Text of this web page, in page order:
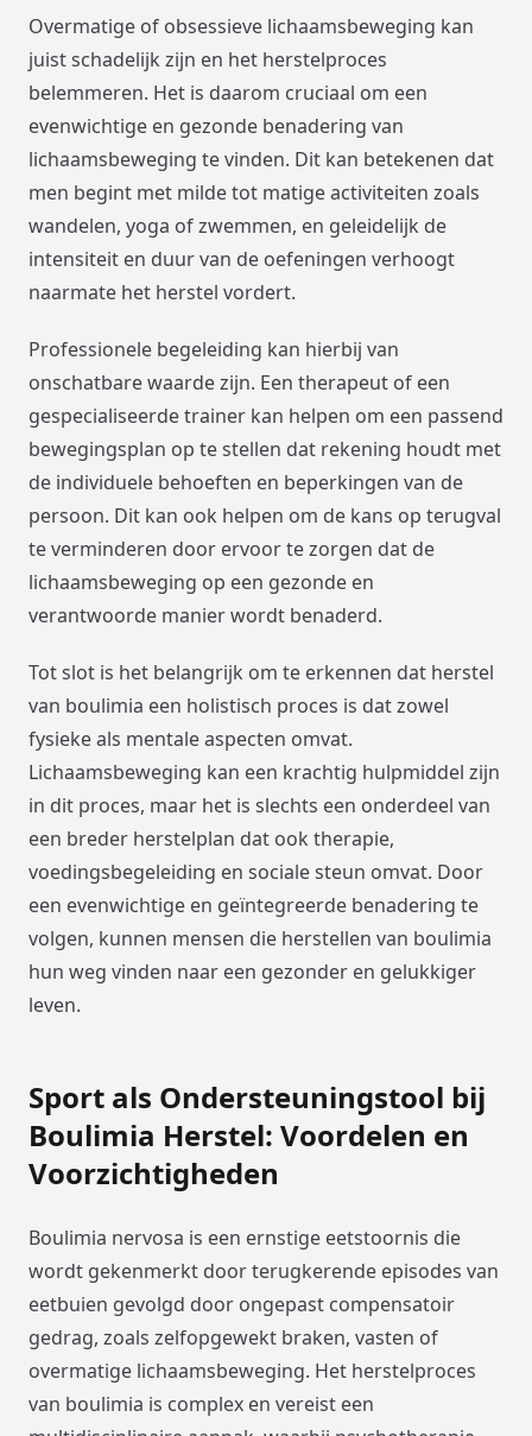
Overmatige of obsessieve lichaamsbeweging kan
juist schadelijk zijn en het herstelproces
belemmeren. Het is daarom cruciaal om een
evenwichtige en gezonde benadering van
lichaamsbeweging te vinden. Dit kan betekenen dat
men begint met milde tot matige activiteiten zoals
wandelen, yoga of zwemmen, en geleidelijk de
intensiteit en duur van de oefeningen verhoogt
naarmate het herstel vordert.
Professionele begeleiding kan hierbij van
onschatbare waarde zijn. Een therapeut of een
gespecialiseerde trainer kan helpen om een passend
bewegingsplan op te stellen dat rekening houdt met
de individuele behoeften en beperkingen van de
persoon. Dit kan ook helpen om de kans op terugval
te verminderen door ervoor te zorgen dat de
lichaamsbeweging op een gezonde en
verantwoorde manier wordt benaderd.
Tot slot is het belangrijk om te erkennen dat herstel
van boulimia een holistisch proces is dat zowel
fysieke als mentale aspecten omvat.
Lichaamsbeweging kan een krachtig hulpmiddel zijn
in dit proces, maar het is slechts een onderdeel van
een breder herstelplan dat ook therapie,
voedingsbegeleiding en sociale steun omvat. Door
een evenwichtige en geïntegreerde benadering te
volgen, kunnen mensen die herstellen van boulimia
hun weg vinden naar een gezonder en gelukkiger
leven.
Sport als Ondersteuningstool bij
Boulimia Herstel: Voordelen en
Voorzichtigheden
Boulimia nervosa is een ernstige eetstoornis die
wordt gekenmerkt door terugkerende episodes van
eetbuien gevolgd door ongepast compensatoir
gedrag, zoals zelfopgewekt braken, vasten of
overmatige lichaamsbeweging. Het herstelproces
van boulimia is complex en vereist een